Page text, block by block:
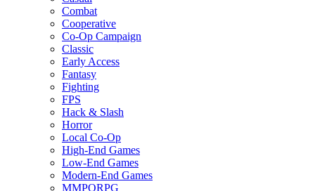
Combat
Cooperative
Co-Op Campaign
Classic
Early Access
Fantasy
Fighting
FPS
Hack & Slash
Horror
Local Co-Op
High-End Games
Low-End Games
Modern-End Games
MMPORPG